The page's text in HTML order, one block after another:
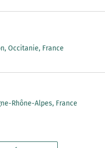
Occitanie, France
Rhône-Alpes, France